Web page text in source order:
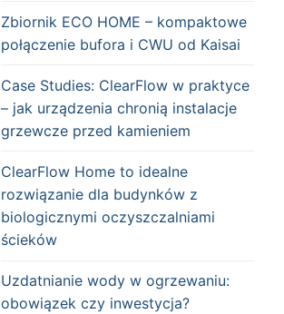
Zbiornik ECO HOME – kompaktowe
połączenie bufora i CWU od Kaisai
Case Studies: ClearFlow w praktyce
– jak urządzenia chronią instalacje
grzewcze przed kamieniem
ClearFlow Home to idealne
rozwiązanie dla budynków z
biologicznymi oczyszczalniami
ścieków
Uzdatnianie wody w ogrzewaniu:
obowiązek czy inwestycja?